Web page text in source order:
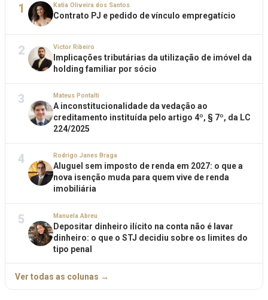
1 Katia Oliveira dos Santos
Contrato PJ e pedido de vínculo empregatício
2 Victor Ribeiro
Implicações tributárias da utilização de imóvel da
holding familiar por sócio
3 Mateus Pontalti
A inconstitucionalidade da vedação ao
creditamento instituída pelo artigo 4º, § 7º, da LC
224/2025
4 Rodrigo Janes Braga
Aluguel sem imposto de renda em 2027: o que a
nova isenção muda para quem vive de renda
imobiliária
5 Manuela Abreu
Depositar dinheiro ilícito na conta não é lavar
dinheiro: o que o STJ decidiu sobre os limites do
tipo penal
Ver todas as colunas →